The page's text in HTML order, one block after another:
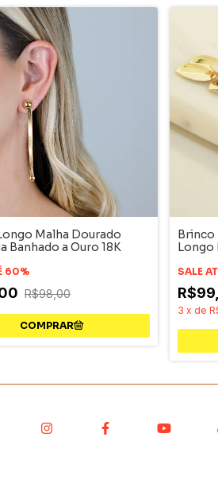
Malha Dourado
Banhado a Ouro 18K
60%
R$98,00
Brinco
Longo
SALE
3 x de